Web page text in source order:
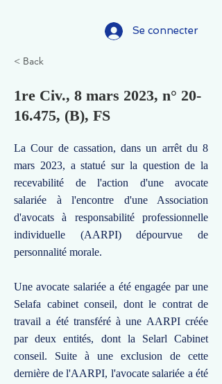
Se connecter
< Back
1re Civ., 8 mars 2023, n° 20-
16.475, (B), FS
La Cour de cassation, dans un arrêt du 8
mars 2023, a statué sur la question de la
recevabilité de l'action d'une avocate
salariée à l'encontre d'une Association
d'avocats à responsabilité professionnelle
individuelle (AARPI) dépourvue de
personnalité morale.
Une avocate salariée a été engagée par une
Selafa cabinet conseil, dont le contrat de
travail a été transféré à une AARPI créée
par deux entités, dont la Selarl Cabinet
conseil. Suite à une exclusion de cette
dernière de l'AARPI, l'avocate salariée a été